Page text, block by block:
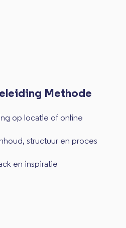
Methode
op locatie of online
structuur en proces
en inspiratie